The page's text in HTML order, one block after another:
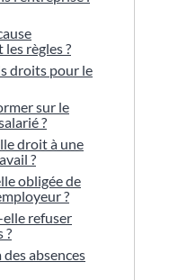
règles ?
droits pour le
sur le
?
droit à une
?
obligée de
?
refuser
?
absences